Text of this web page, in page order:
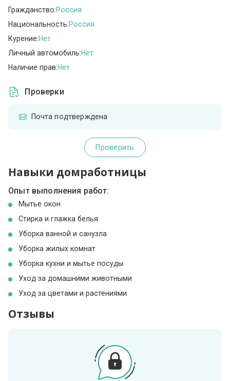
Гражданство:Россия
Национальность:Россия
Курение:Нет
Личный автомобиль:Нет
Наличие прав:Нет
Проверки
Почта подтверждена
Проверить
Навыки домработницы
Опыт выполнения работ:
Мытье окон
Стирка и глажка белья
Уборка ванной и санузла
Уборка жилых комнат
Уборка кухни и мытье посуды
Уход за домашними животными
Уход за цветами и растениями
Отзывы